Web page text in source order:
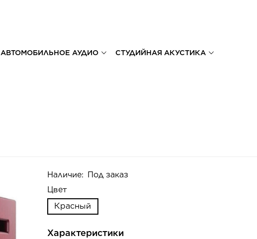
АВТОМОБИЛЬНОЕ АУДИО СТУДИЙНАЯ АКУСТИКА
Наличие: Под заказ
Цвет
Красный
Характеристики